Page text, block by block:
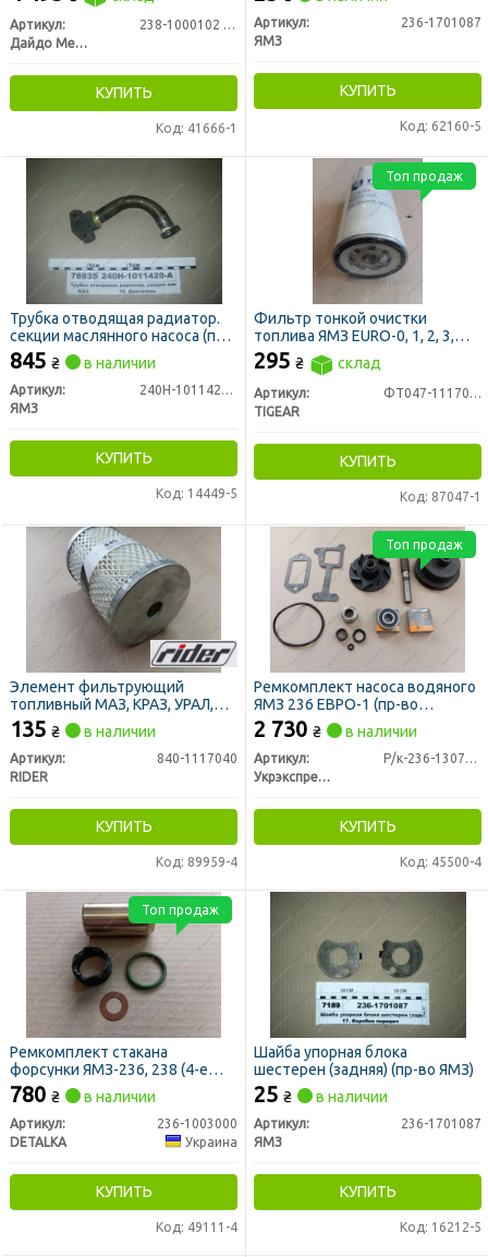
Артикул:
238-1000102 Р0
Дайдо Металл Русь
КУПИТЬ
Код: 41666-1
Артикул:
236-1701087
ЯМЗ
КУПИТЬ
Код: 62160-5
Трубка отводящая радиатор.
секции маслянного насоса (пр-
во ЯМЗ)
845 ₴ в наличии
Артикул:
240Н-1011420-А
ЯМЗ
КУПИТЬ
Код: 14449-5
Фильтр тонкой очистки
топлива ЯМЗ EURO-0, 1, 2, 3,
VOLVO FH12
(закручивающийся,
02.0506.1109) (пр-во TIGEAR)
295 ₴ склад
Артикул:
ФТ047-1117010
TIGEAR
КУПИТЬ
Код: 87047-1
Топ продаж
Элемент фильтрующий
топливный МАЗ, КРАЗ, УРАЛ,
К-700 дв. ЯМЗ тон. оч. ЕВРО 2, 3
(RIDER)
135 ₴ в наличии
Артикул:
840-1117040
RIDER
КУПИТЬ
Код: 89959-4
Ремкомплект насоса водяного
ЯМЗ 236 ЕВРО-1 (пр-во
Украина)
2 730 ₴ в наличии
Артикул:
Р/к-236-1307010-Б1
Укрэкспресс Сервис
КУПИТЬ
Код: 45500-4
Топ продаж
Ремкомплект стакана
форсунки ЯМЗ-236, 238 (4-е
наименования) (DETALKA)
780 ₴ в наличии
Артикул:
236-1003000
DETALKA
Украина
КУПИТЬ
Код: 49111-4
Топ продаж
Шайба упорная блока
шестерен (задняя) (пр-во ЯМЗ)
25 ₴ в наличии
Артикул:
236-1701087
ЯМЗ
КУПИТЬ
Код: 16212-5